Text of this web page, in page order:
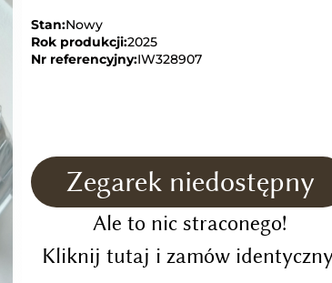
Stan:Nowy
Rok produkcji:2025
Nr referencyjny:IW328907
Zegarek niedostępny
Ale to nic straconego!
Kliknij tutaj i zamów